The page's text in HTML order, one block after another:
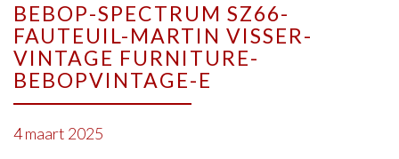
BEBOP-SPECTRUM SZ66-
FAUTEUIL-MARTIN VISSER-
VINTAGE FURNITURE-
BEBOPVINTAGE-E
4 maart 2025